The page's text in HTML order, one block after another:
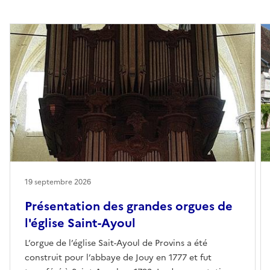
Présentation des grandes orgues de
l'église Saint-Ayoul
L’orgue de l’église Sait-Ayoul de Provins a été
construit pour l’abbaye de Jouy en 1777 et fut
19 septembre 2026